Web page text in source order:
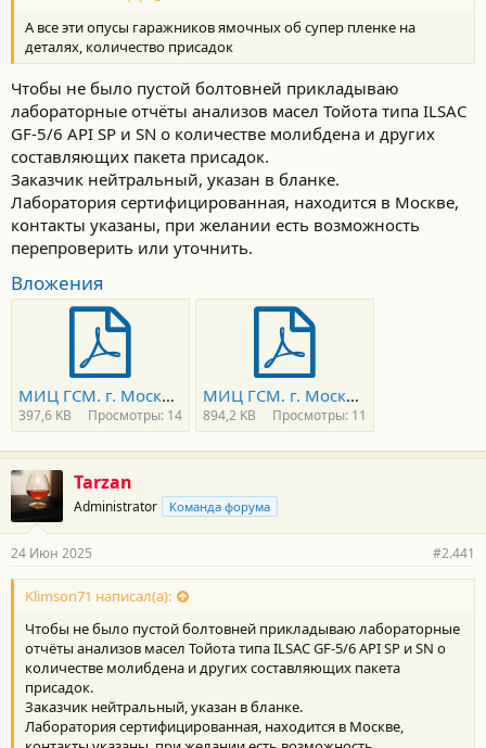
и
:
А все эти опусы гаражников ямочных об супер пленке на
деталях, количество присадок
Чтобы не было пустой болтовней прикладываю
лабораторные отчёты анализов масел Тойота типа ILSAC
GF-5/6 API SP и SN о количестве молибдена и других
составляющих пакета присадок.
Заказчик нейтральный, указан в бланке.
Лаборатория сертифицированная, находится в Москве,
контакты указаны, при желании есть возможность
перепроверить или уточнить.
Вложения
МИЦ ГСМ. г. Москва. Протокол испытаний Oil Toyota SP 5W-30.pdf
397,6 KB Просмотры: 14
МИЦ ГСМ. г. Москва. Протокол испытаний Oil Toyota SN 5W-30.pdf
894,2 KB Просмотры: 11
Tarzan
Administrator Команда форума
24 Июн 2025 #2.441
Klimson71 написал(а):
Чтобы не было пустой болтовней прикладываю лабораторные
отчёты анализов масел Тойота типа ILSAC GF-5/6 API SP и SN о
количестве молибдена и других составляющих пакета
присадок.
Заказчик нейтральный, указан в бланке.
Лаборатория сертифицированная, находится в Москве,